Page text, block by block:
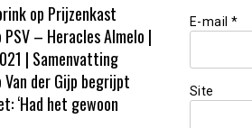
E-mail *
Site
op Prijzenkast
PSV – Heracles Almelo |
| Samenvatting
Van der Gijp begrijpt
‘Had het gewoon